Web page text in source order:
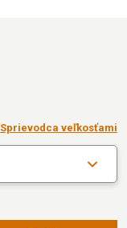
Sprievodca veľkosťami